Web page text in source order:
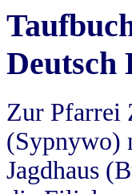
Deutsch
Zur Pfarrei
(Sypnywo)
Jagdhaus